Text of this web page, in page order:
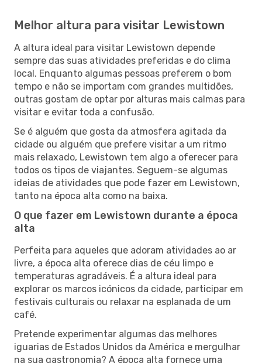
Melhor altura para visitar Lewistown
A altura ideal para visitar Lewistown depende
sempre das suas atividades preferidas e do clima
local. Enquanto algumas pessoas preferem o bom
tempo e não se importam com grandes multidões,
outras gostam de optar por alturas mais calmas para
visitar e evitar toda a confusão.
Se é alguém que gosta da atmosfera agitada da
cidade ou alguém que prefere visitar a um ritmo
mais relaxado, Lewistown tem algo a oferecer para
todos os tipos de viajantes. Seguem-se algumas
ideias de atividades que pode fazer em Lewistown,
tanto na época alta como na baixa.
O que fazer em Lewistown durante a época
alta
Perfeita para aqueles que adoram atividades ao ar
livre, a época alta oferece dias de céu limpo e
temperaturas agradáveis. É a altura ideal para
explorar os marcos icónicos da cidade, participar em
festivais culturais ou relaxar na esplanada de um
café.
Pretende experimentar algumas das melhores
iguarias de Estados Unidos da América e mergulhar
na sua gastronomia? A época alta fornece uma